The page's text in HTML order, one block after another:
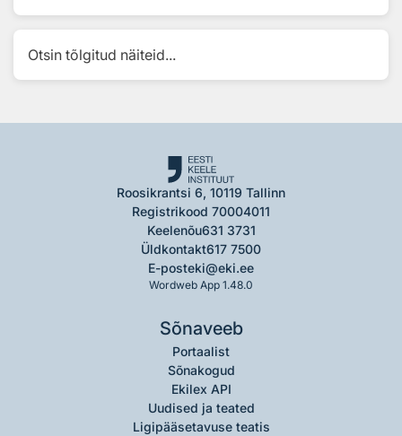
Otsin tõlgitud näiteid...
Roosikrantsi 6, 10119 Tallinn
Registrikood 70004011
Keelenõu631 3731
Üldkontakt617 7500
E-posteki@eki.ee
Wordweb App 1.48.0
Sõnaveeb
Portaalist
Sõnakogud
Ekilex API
Uudised ja teated
Ligipääsetavuse teatis